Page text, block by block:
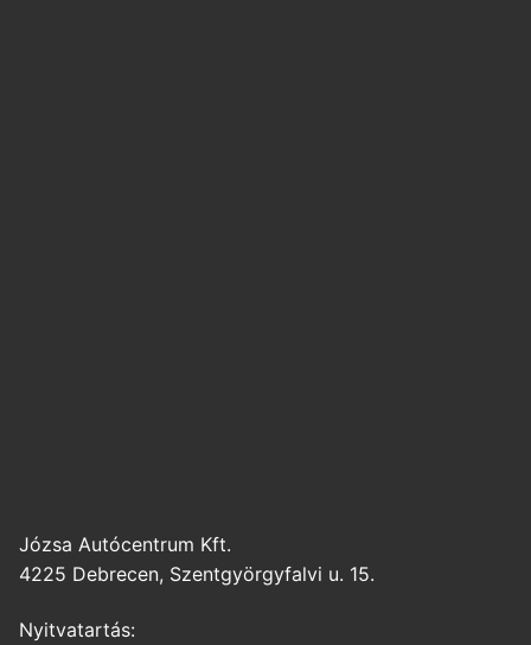
Józsa Autócentrum Kft.
4225 Debrecen, Szentgyörgyfalvi u. 15.
Nyitvatartás: